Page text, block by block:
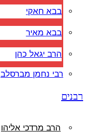
בבא חאקי
בבא מאיר
הרב יגאל כהן
רבי נחמן מברסלב
רבנים
הרב מרדכי אליהו